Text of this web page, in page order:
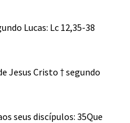
Lucas: Lc 12,35-38
Jesus Cristo † segundo
seus discípulos: 35Que